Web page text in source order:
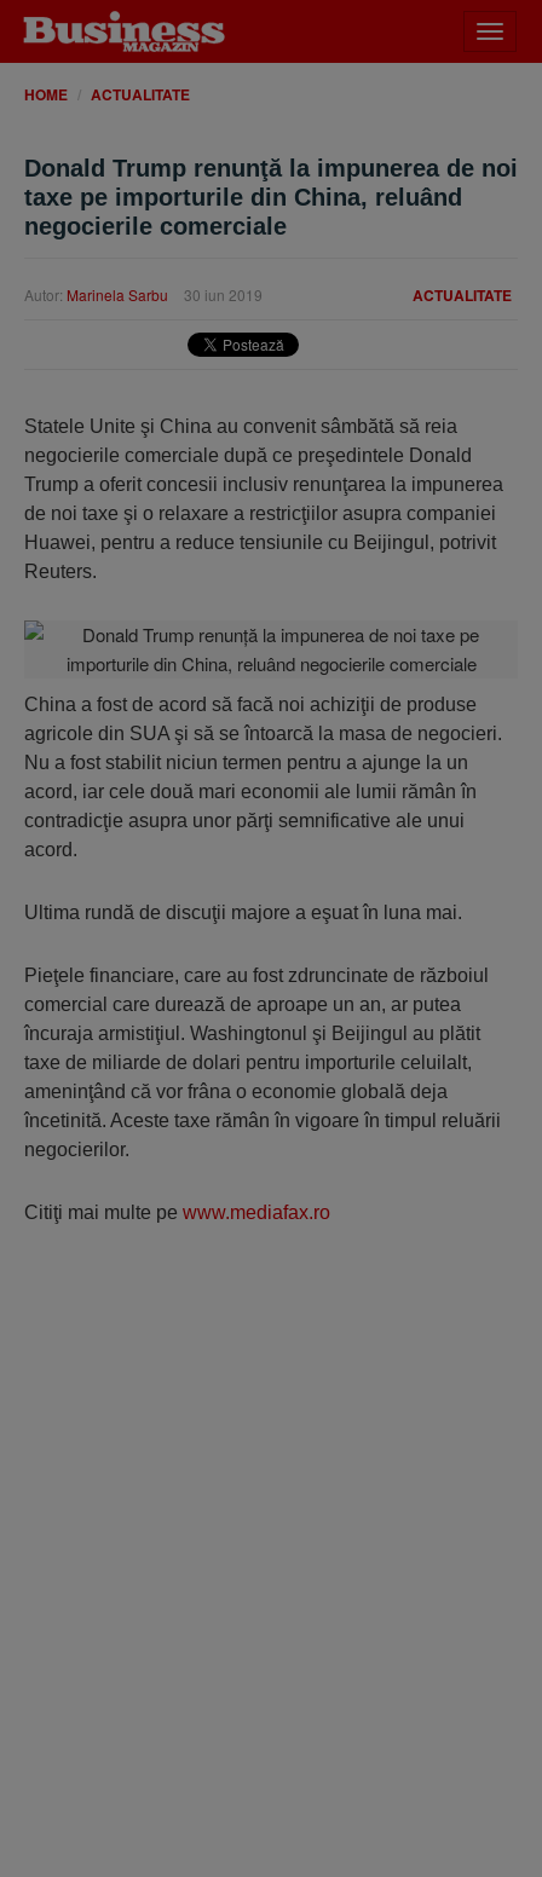
meniu
HOME ACTUALITATE
Donald Trump renunţă la impunerea de noi
taxe pe importurile din China, reluând
negocierile comerciale
ACTUALITATE
Autor: Marinela Sarbu 30 iun 2019
Statele Unite şi China au convenit sâmbătă să reia
negocierile comerciale după ce preşedintele Donald
Trump a oferit concesii inclusiv renunţarea la impunerea
de noi taxe şi o relaxare a restricţiilor asupra companiei
Huawei, pentru a reduce tensiunile cu Beijingul, potrivit
Reuters.
China a fost de acord să facă noi achiziţii de produse
agricole din SUA şi să se întoarcă la masa de negocieri.
Nu a fost stabilit niciun termen pentru a ajunge la un
acord, iar cele două mari economii ale lumii rămân în
contradicţie asupra unor părţi semnificative ale unui
acord.
Ultima rundă de discuţii majore a eşuat în luna mai.
Pieţele financiare, care au fost zdruncinate de războiul
comercial care durează de aproape un an, ar putea
încuraja armistiţiul. Washingtonul şi Beijingul au plătit
taxe de miliarde de dolari pentru importurile celuilalt,
ameninţând că vor frâna o economie globală deja
încetinită. Aceste taxe rămân în vigoare în timpul reluării
negocierilor.
Citiţi mai multe pe www.mediafax.ro